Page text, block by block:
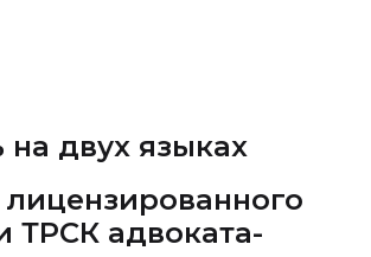
двух языках
лицензированного
ТРСК адвоката-